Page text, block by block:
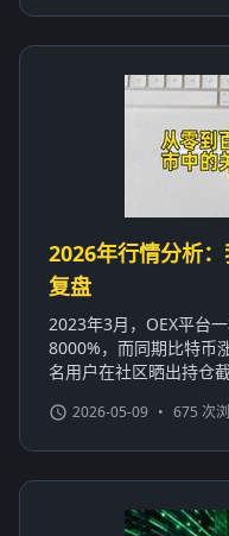
2026年行情分析
复盘
2023年3月，OEX平台
8000%，而同期比特币
名用户在社区晒出持仓
2026-05-09 • 675 次